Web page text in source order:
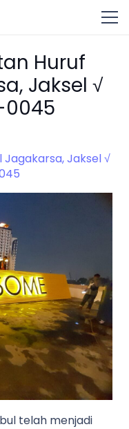
Huruf
Jaksel √
0045
Jaksel √
telah menjadi